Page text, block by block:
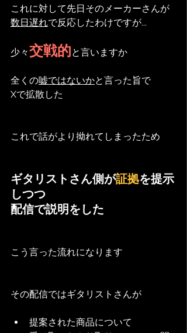
これに対して先日そのメーカーさんが
数日遅れで反応したわけですが...
少々交戦的と言いますか
全くの嘘ではないかと言った旨で
Xで拡散した
これで話がより拗れてしまったため
ギタリストさん側が証拠を提示
しつつ
配信で説明をした
こう言った流れになります
その配信ではギタリストさんが
提案された商品について